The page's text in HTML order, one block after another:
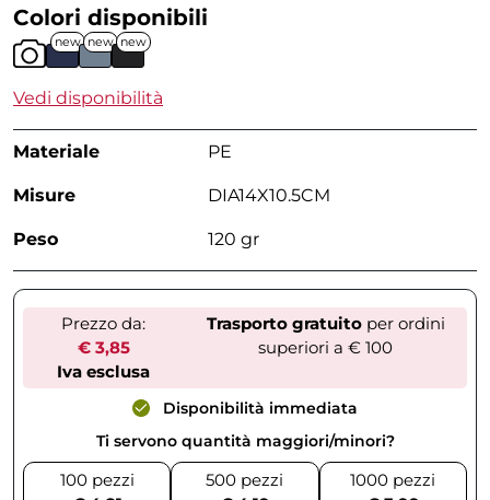
Colori disponibili
new new new
Vedi disponibilità
Materiale PE
Misure DIA14X10.5CM
Peso 120 gr
Prezzo da:
€ 3,85
Iva esclusa
Trasporto gratuitoper ordini
superiori a € 100
Disponibilità immediata
Ti servono quantità maggiori/minori?
100 pezzi
500 pezzi
1000 pezzi